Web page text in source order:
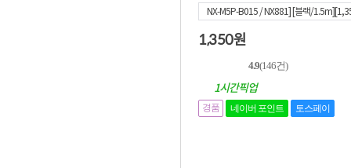
NX-M5P-B015 / NX881] [블랙/
1,350원
4.9(146건)
1시간픽업
네이버 포인트 토스페이
경품